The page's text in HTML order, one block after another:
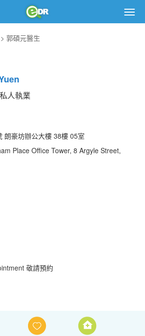
郭碩元醫生
人執業
朗豪坊辦公大樓 38樓 05室
Place Office Tower, 8 Argyle Street,
敬請預約